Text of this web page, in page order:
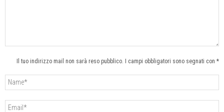
Il tuo indirizzo mail non sarà reso pubblico. I campi obbligatori sono segnati con *